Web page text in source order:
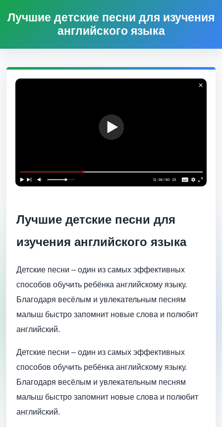
Лучшие детские песни для изучения
английского языка
Лучшие детские песни для
изучения английского языка
Детские песни – один из самых эффективных
способов обучить ребёнка английскому языку.
Благодаря весёлым и увлекательным песням
малыш быстро запомнит новые слова и полюбит
английский.
Детские песни – один из самых эффективных
способов обучить ребёнка английскому языку.
Благодаря весёлым и увлекательным песням
малыш быстро запомнит новые слова и полюбит
английский.